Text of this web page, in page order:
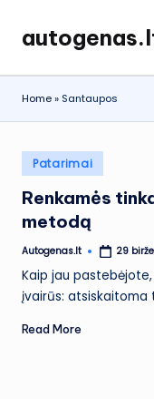
Skip
content
Home» Santaupos
Posted
in
Patarimai
Renkamės
metodą
Posted
Autogenas.lt 29
Kaip jau
įvairūs: atsiskaitoma
Read More